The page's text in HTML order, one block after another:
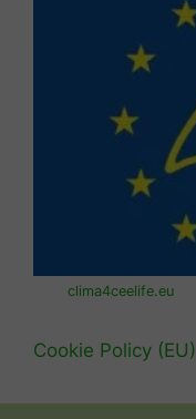
clima4ceelife.eu
Cookie Policy (EU)